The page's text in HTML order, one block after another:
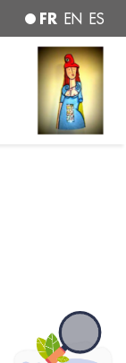
FR EN ES